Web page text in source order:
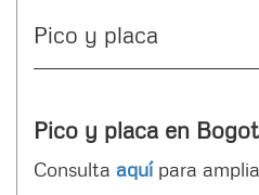
Pico y placa
Pico y placa en
Consulta aquí para